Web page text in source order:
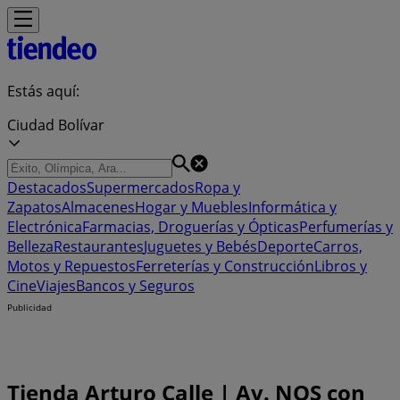
Estás aquí:
Ciudad Bolívar
DestacadosSupermercadosRopa y
ZapatosAlmacenesHogar y MueblesInformática y
ElectrónicaFarmacias, Droguerías y ÓpticasPerfumerías y
BellezaRestaurantesJuguetes y BebésDeporteCarros,
Motos y RepuestosFerreterías y ConstrucciónLibros y
CineViajesBancos y Seguros
Publicidad
Tienda Arturo Calle | Av. NQS con